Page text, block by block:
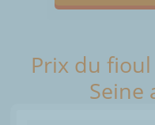
Prix du
Seine